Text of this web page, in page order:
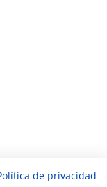
de privacidad